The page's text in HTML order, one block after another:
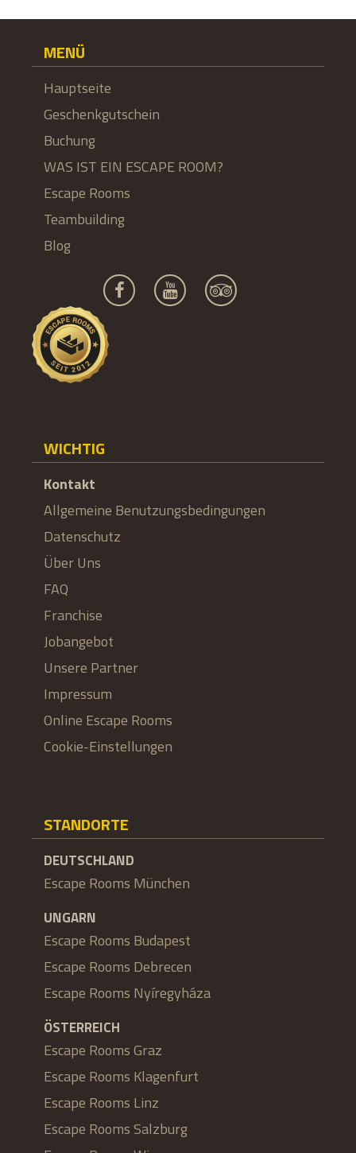
MENÜ
Hauptseite
Geschenkgutschein
Buchung
WAS IST EIN ESCAPE ROOM?
Escape Rooms
Teambuilding
Blog
WICHTIG
Kontakt
Allgemeine Benutzungsbedingungen
Datenschutz
Über Uns
FAQ
Franchise
Jobangebot
Unsere Partner
Impressum
Online Escape Rooms
Cookie-Einstellungen
STANDORTE
DEUTSCHLAND
Escape Rooms München
UNGARN
Escape Rooms Budapest
Escape Rooms Debrecen
Escape Rooms Nyíregyháza
ÖSTERREICH
Escape Rooms Graz
Escape Rooms Klagenfurt
Escape Rooms Linz
Escape Rooms Salzburg